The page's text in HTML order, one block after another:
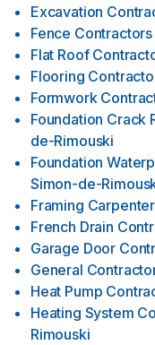
Excavation
Fence Contractors
Flat Roof
Flooring
Formwork
Foundation Crack
de-Rimouski
Foundation
Simon-de-
Framing
French Drain
Garage Door
General
Heat Pump
Heating System
Rimouski